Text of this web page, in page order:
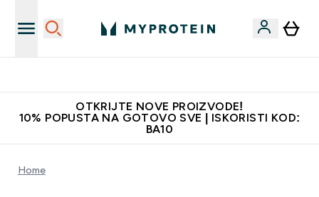
OTKRIJTE NOVE PROIZVODE!
10% POPUSTA NA GOTOVO SVE | ISKORISTI KOD:
BA10
Home